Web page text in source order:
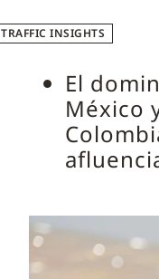
TRAFFIC INSIGHTS
El
México